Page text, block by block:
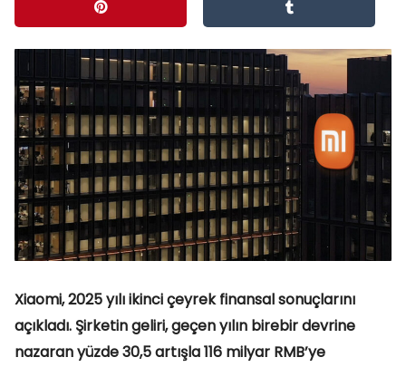
Xiaomi, 2025 yılı ikinci çeyrek finansal sonuçlarını
açıkladı. Şirketin geliri, geçen yılın birebir devrine
nazaran yüzde 30,5 artışla 116 milyar RMB’ye